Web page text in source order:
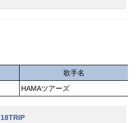
がえのない日々が、人物の視点を変
え、交錯しながらゆるやかに繋がっ
ていく。今を生きる少女たちの、
瑞々しく鮮烈な青春グラフィティ。
作品名淡島百景放送形態TVアニメス
歌手名
HAMAツアーズ
18TRIP